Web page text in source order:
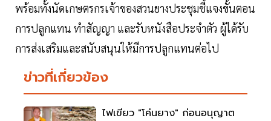
พร้อมทั้งนัดเกษตรกรเจ้าของสวนยางประชุมชี้แจงขั้นตอน
การปลูกแทน ทำสัญญา และรับหนังสือประจำตัว ผู้ได้รับ
การส่งเสริมและสนับสนุนให้มีการปลูกแทนต่อไป
ข่าวที่เกี่ยวข้อง
ไฟเขียว "โค่นยาง" ก่อนอนุญาต